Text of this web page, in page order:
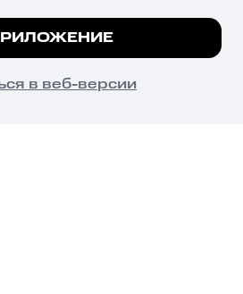
аналогов причиняет вред здоровью,
и влечёт установленную
в веб-версии